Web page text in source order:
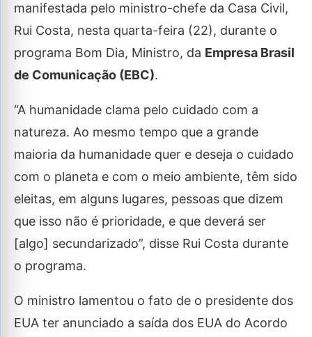
manifestada pelo ministro-chefe da Casa Civil,
Rui Costa, nesta quarta-feira (22), durante o
programa Bom Dia, Ministro, da Empresa Brasil
de Comunicação (EBC).
“A humanidade clama pelo cuidado com a
natureza. Ao mesmo tempo que a grande
maioria da humanidade quer e deseja o cuidado
com o planeta e com o meio ambiente, têm sido
eleitas, em alguns lugares, pessoas que dizem
que isso não é prioridade, e que deverá ser
[algo] secundarizado”, disse Rui Costa durante
o programa.
O ministro lamentou o fato de o presidente dos
EUA ter anunciado a saída dos EUA do Acordo